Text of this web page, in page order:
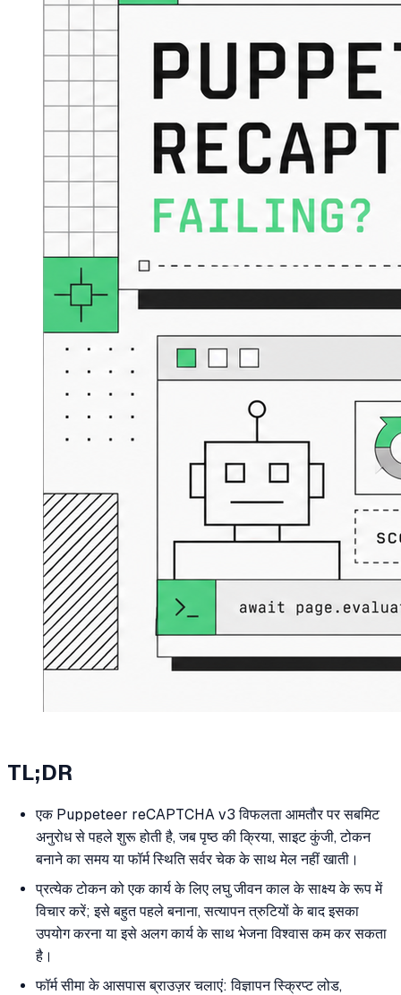
TL;DR
एक Puppeteer reCAPTCHA v3 विफलता आमतौर पर सबमिट
अनुरोध से पहले शुरू होती है, जब पृष्ठ की क्रिया, साइट कुंजी, टोकन
बनाने का समय या फॉर्म स्थिति सर्वर चेक के साथ मेल नहीं खाती।
प्रत्येक टोकन को एक कार्य के लिए लघु जीवन काल के साक्ष्य के रूप में
विचार करें; इसे बहुत पहले बनाना, सत्यापन त्रुटियों के बाद इसका
उपयोग करना या इसे अलग कार्य के साथ भेजना विश्वास कम कर सकता
है।
फॉर्म सीमा के आसपास ब्राउज़र चलाएं: विज्ञापन स्क्रिप्ट लोड,